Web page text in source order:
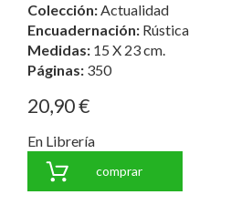
Colección:Actualidad
Encuadernación: Rústica
Medidas: 15 X 23 cm.
Páginas: 350
20,90 €
En Librería
comprar